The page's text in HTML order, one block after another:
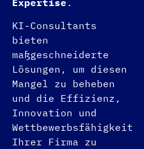
KI-Consultants
bieten
maßgeschneiderte
Lösungen, um diesen
Mangel zu beheben
und die Effizienz,
Innovation und
Wettbewerbsfähigkeit
Ihrer Firma zu